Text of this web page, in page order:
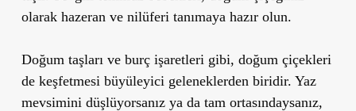
olarak hazeran ve nilüferi tanımaya hazır olun.
Doğum taşları ve burç işaretleri gibi, doğum çiçekleri
de keşfetmesi büyüleyici geleneklerden biridir. Yaz
mevsimini düşlüyorsanız ya da tam ortasındaysanız,